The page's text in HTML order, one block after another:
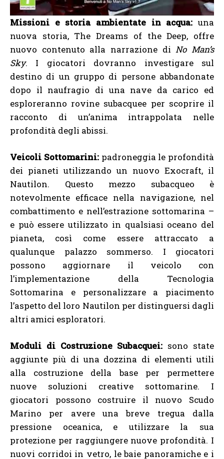
Missioni e storia ambientate in acqua: una
nuova storia, The Dreams of the Deep, offre
nuovo contenuto alla narrazione diNo Man’s
Sky. I giocatori dovranno investigare sul
destino di un gruppo di persone abbandonate
dopo il naufragio di una nave da carico ed
esploreranno rovine subacquee per scoprire il
racconto di un’anima intrappolata nelle
profondità degli abissi.
Veicoli Sottomarini:padroneggia le profondità
dei pianeti utilizzando un nuovo Exocraft, il
Nautilon. Questo mezzo subacqueo è
notevolmente efficace nella navigazione, nel
combattimento e nell’estrazione sottomarina –
e può essere utilizzato in qualsiasi oceano del
pianeta, così come essere attraccato a
qualunque palazzo sommerso. I giocatori
possono aggiornare il veicolo con
l’implementazione della Tecnologia
Sottomarina e personalizzare a piacimento
l’aspetto del loro Nautilon per distinguersi dagli
altri amici esploratori.
Moduli di Costruzione Subacquei: sono state
aggiunte più di una dozzina di elementi utili
alla costruzione della base per permettere
nuove soluzioni creative sottomarine. I
giocatori possono costruire il nuovo Scudo
Marino per avere una breve tregua dalla
pressione oceanica, e utilizzare la sua
protezione per raggiungere nuove profondità. I
nuovi corridoi in vetro, le baie panoramiche e i